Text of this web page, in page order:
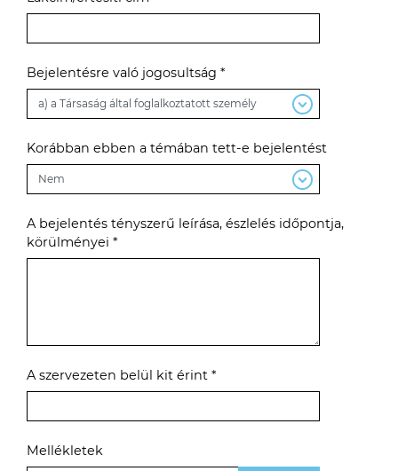
Bejelentésre való jogosultság *
Korábban ebben a témában tett-e bejelentést
A bejelentés tényszerű leírása, észlelés időpontja,
körülményei *
A szervezeten belül kit érint *
Mellékletek